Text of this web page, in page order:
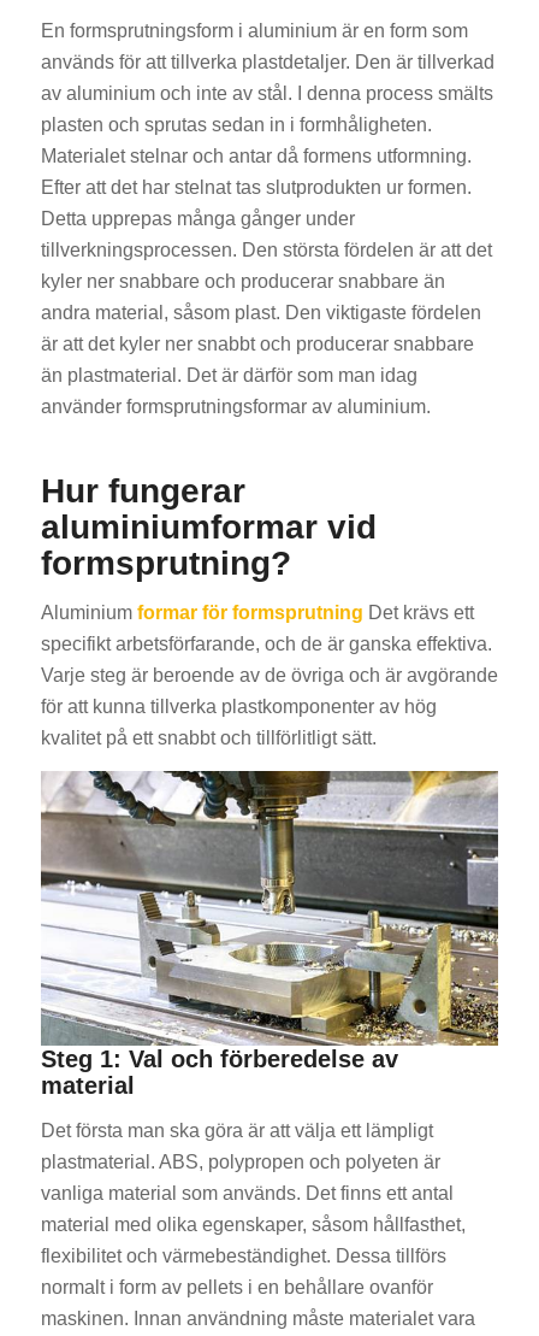
En formsprutningsform i aluminium är en form som
används för att tillverka plastdetaljer. Den är tillverkad
av aluminium och inte av stål. I denna process smälts
plasten och sprutas sedan in i formhåligheten.
Materialet stelnar och antar då formens utformning.
Efter att det har stelnat tas slutprodukten ur formen.
Detta upprepas många gånger under
tillverkningsprocessen. Den största fördelen är att det
kyler ner snabbare och producerar snabbare än
andra material, såsom plast. Den viktigaste fördelen
är att det kyler ner snabbt och producerar snabbare
än plastmaterial. Det är därför som man idag
använder formsprutningsformar av aluminium.
Hur fungerar
aluminiumformar vid
formsprutning?
Aluminium formar för formsprutning Det krävs ett
specifikt arbetsförfarande, och de är ganska effektiva.
Varje steg är beroende av de övriga och är avgörande
för att kunna tillverka plastkomponenter av hög
kvalitet på ett snabbt och tillförlitligt sätt.
Steg 1: Val och förberedelse av
material
Det första man ska göra är att välja ett lämpligt
plastmaterial. ABS, polypropen och polyeten är
vanliga material som används. Det finns ett antal
material med olika egenskaper, såsom hållfasthet,
flexibilitet och värmebeständighet. Dessa tillförs
normalt i form av pellets i en behållare ovanför
maskinen. Innan användning måste materialet vara